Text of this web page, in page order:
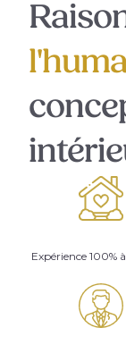
Expérience 100%